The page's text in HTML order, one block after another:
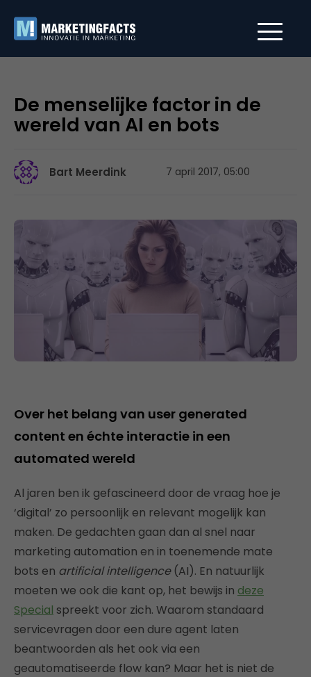
De menselijke factor in de
wereld van AI en bots
Bart Meerdink 7 april 2017, 05:00
Over het belang van user generated
content en échte interactie in een
automated wereld
Al jaren ben ik gefascineerd door de vraag hoe je
‘digital’ zo persoonlijk en relevant mogelijk kan
maken. De gedachten gaan dan al snel naar
marketing automation en in toenemende mate
bots en artificial intelligence(AI). En natuurlijk
moeten we ook die kant op, het bewijs in deze
Special spreekt voor zich. Waarom standaard
servicevragen door een dure agent laten
beantwoorden als het ook via een
geautomatiseerde flow kan? Maar het is niet de